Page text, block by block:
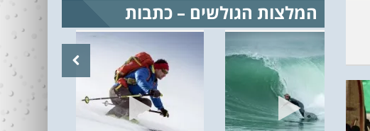
המלצות הגולשים – כתבות